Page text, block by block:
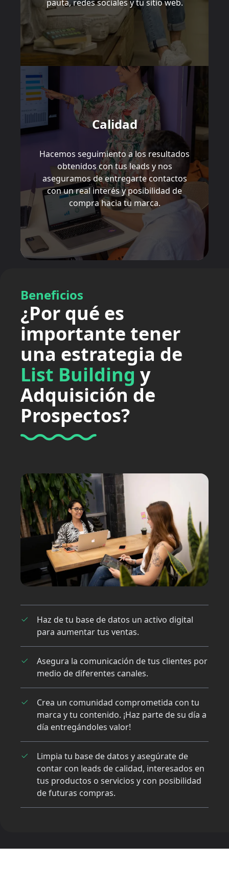
pauta, redes sociales y tu sitio web.
Calidad
Hacemos seguimiento a los resultados
obtenidos con tus leads y nos
aseguramos de entregarte contactos
con un real interés y posibilidad de
compra hacia tu marca.
Beneficios
¿Por qué es
importante tener
una estrategia de
List Building y
Adquisición de
Prospectos?
Haz de tu base de datos un activo digital
para aumentar tus ventas.
Asegura la comunicación de tus clientes por
medio de diferentes canales.
Crea un comunidad comprometida con tu
marca y tu contenido. ¡Haz parte de su día a
día entregándoles valor!
Limpia tu base de datos y asegúrate de
contar con leads de calidad, interesados en
tus productos o servicios y con posibilidad
de futuras compras.